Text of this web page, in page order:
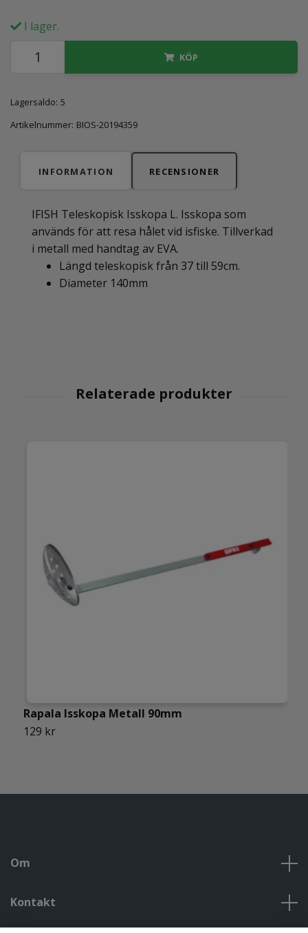
I lager.
KÖP
Lagersaldo: 5
Artikelnummer: BIOS-20194359
INFORMATION RECENSIONER
IFISH Teleskopisk Isskopa L. Isskopa som
används för att resa hålet vid isfiske. Tillverkad
i metall med handtag av EVA.
Längd teleskopisk från 37 till 59cm.
Diameter 140mm
Rapala Isskopa Metall 90mm
129 kr
Om
Kontakt